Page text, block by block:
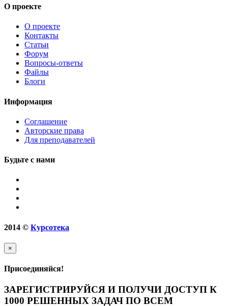
О проекте
О проекте
Контакты
Статьи
Форум
Вопросы-ответы
Файлы
Блоги
Информация
Соглашение
Авторские права
Для преподавателей
Будьте с нами
2014 © Курсотека
×
Присоединяйся!
ЗАРЕГИСТРИРУЙСЯ И ПОЛУЧИ ДОСТУП К
1000 РЕШЕННЫХ ЗАДАЧ ПО ВСЕМ